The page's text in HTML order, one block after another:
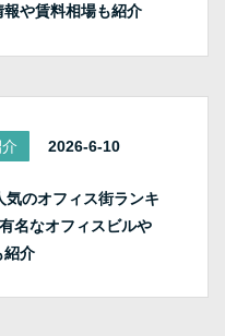
や賃料相場も紹介
2026-6-10
気のオフィス街ランキ
名なオフィスビルや
紹介